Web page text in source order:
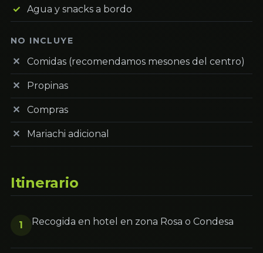
Agua y snacks a bordo
NO INCLUYE
Comidas (recomendamos mesones del centro)
Propinas
Compras
Mariachi adicional
Itinerario
1 Recogida en hotel en zona Rosa o Condesa